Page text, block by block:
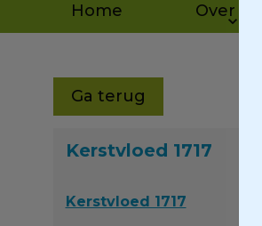
Home Over ons
Ga terug
Kerstvloed 1717
Kerstvloed 1717